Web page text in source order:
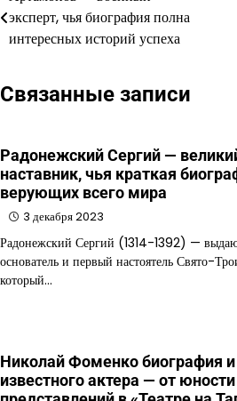
по
записям
эксперт, чья биография полна
интересных историй успеха
Связанные записи
Радонежский Сергий —
наставник, чья краткая
верующих всего мира
3 декабря 2023
Радонежский Сергий (1314-1392) —
основатель и первый настоятель Свято-
который…
Николай Фоменко биография
известного актера — от